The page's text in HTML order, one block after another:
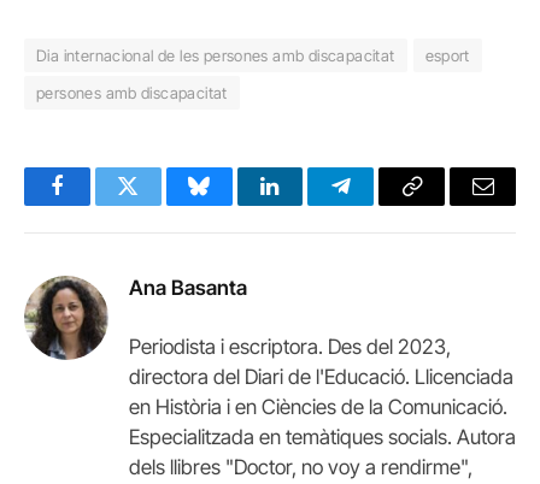
Dia internacional de les persones amb discapacitat
esport
persones amb discapacitat
FacebookTwitter BlueskyLinkedInTelegramCopy
Email
Ana Basanta
Periodista i escriptora. Des del 2023,
directora del Diari de l'Educació. Llicenciada
en Història i en Ciències de la Comunicació.
Especialitzada en temàtiques socials. Autora
dels llibres "Doctor, no voy a rendirme",